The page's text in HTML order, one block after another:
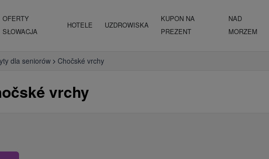
OFERTY
SŁOWACJA
HOTELE UZDROWISKA
KUPON NA
PREZENT
NAD
MORZEM
dla seniorów Chočské vrchy
vrchy